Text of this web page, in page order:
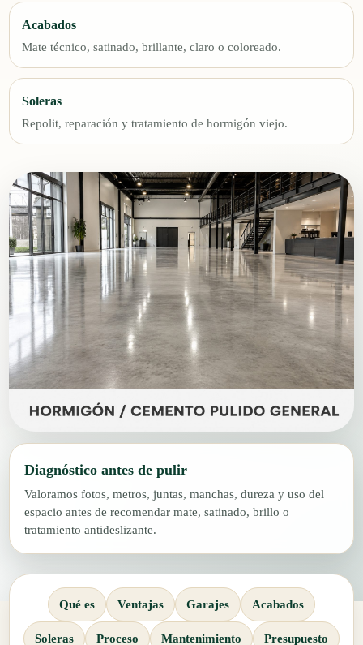
Acabados
Mate técnico, satinado, brillante, claro o coloreado.
Soleras
Repolit, reparación y tratamiento de hormigón viejo.
Diagnóstico antes de pulir
Valoramos fotos, metros, juntas, manchas, dureza y uso del
espacio antes de recomendar mate, satinado, brillo o
tratamiento antideslizante.
Qué es Ventajas Garajes Acabados
Soleras Proceso Mantenimiento Presupuesto